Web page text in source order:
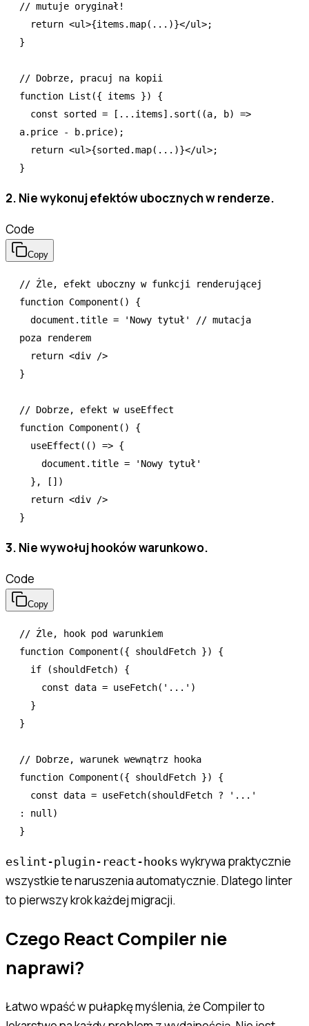
// mutuje oryginał!
  return
<ul>{items .map( ... )}</ul>;
}
// Dobrze, pracuj na kopii
function List ({ items }) {
  const
sorted = [ ... items] .sort ((a, b) =>
a.price - b.price);
  return
<ul>{sorted .map( ... )}</ul>;
}
2. Nie wykonuj efektów ubocznych w renderze.
Code
Copy
// Źle, efekt uboczny w funkcji renderującej
function Component () {
  document
.title = 'Nowy tytuł'
// mutacja
poza renderem
  return
<div />
}
// Dobrze, efekt w useEffect
function Component () {
  useEffect
(() => {
    document
.title = 'Nowy tytuł'
  }
,
[])
  return
<div />
}
3. Nie wywołuj hooków warunkowo.
Code
Copy
// Źle, hook pod warunkiem
function Component ({ shouldFetch }) {
  if
(shouldFetch) {
    const
data = useFetch( '...' )
  }
}
// Dobrze, warunek wewnątrz hooka
function Component ({ shouldFetch }) {
  const
data = useFetch(shouldFetch ? '...'
:
null )
}
eslint-plugin-react-hooks wykrywa praktycznie
wszystkie te naruszenia automatycznie. Dlatego linter
to pierwszy krok każdej migracji.
Czego React Compiler nie
naprawi?
Łatwo wpaść w pułapkę myślenia, że Compiler to